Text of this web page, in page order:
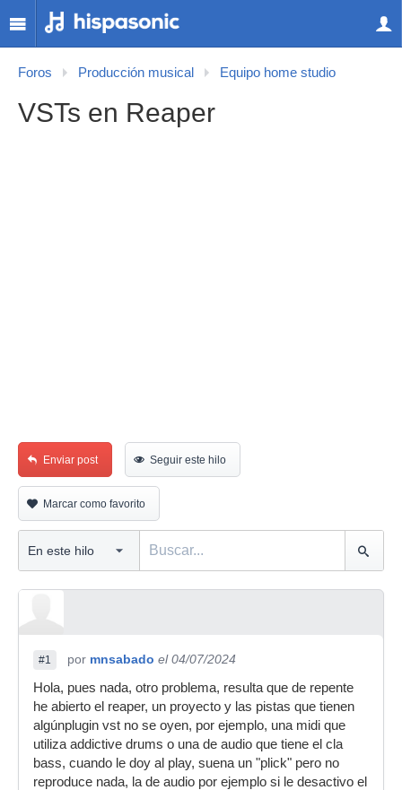
Foros Producción musical Equipo home studio
VSTs en Reaper
Enviar post Seguir este hilo
Marcar como favorito
#1 por mnsabado el 04/07/2024
Hola, pues nada, otro problema, resulta que de repente
he abierto el reaper, un proyecto y las pistas que tienen
algúnplugin vst no se oyen, por ejemplo, una midi que
utiliza addictive drums o una de audio que tiene el cla
bass, cuando le doy al play, suena un "plick" pero no
reproduce nada, la de audio por ejemplo si le desactivo el